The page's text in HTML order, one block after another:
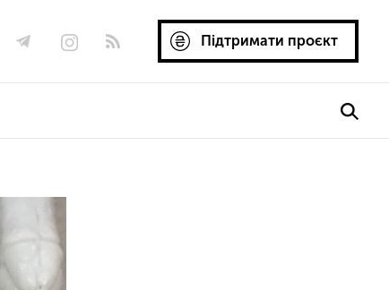
Підтримати проєкт